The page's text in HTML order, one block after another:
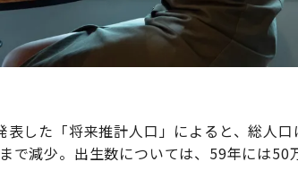
した「将来推計人口」によると、総人
減少。出生数については、59年には50